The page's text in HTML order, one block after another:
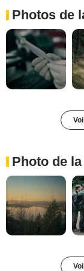
Photos de
Photo de